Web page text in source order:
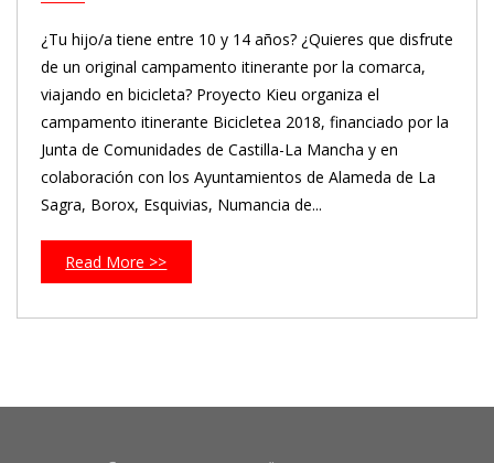
¿Tu hijo/a tiene entre 10 y 14 años? ¿Quieres que disfrute
de un original campamento itinerante por la comarca,
viajando en bicicleta? Proyecto Kieu organiza el
campamento itinerante Bicicletea 2018, financiado por la
Junta de Comunidades de Castilla-La Mancha y en
colaboración con los Ayuntamientos de Alameda de La
Sagra, Borox, Esquivias, Numancia de...
Read More >>